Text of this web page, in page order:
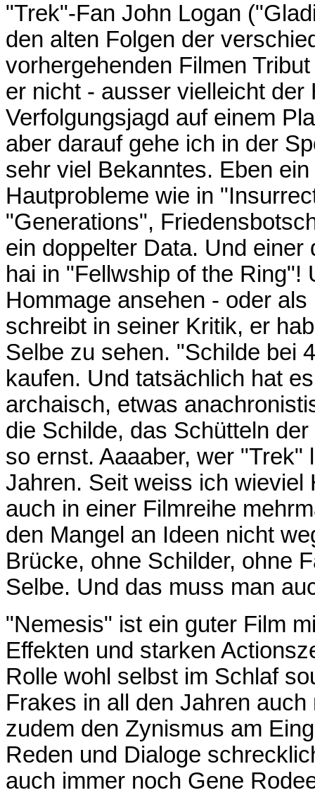
"Trek"-Fan John Logan
den alten Folgen der
vorhergehenden Filmen
er nicht - ausser vielleicht
Verfolgungsjagd auf einem
aber darauf gehe ich in der
sehr viel Bekanntes. Eben
Hautprobleme wie in
"Generations",
ein doppelter Data. Und
hai in "Fellwship of the
Hommage ansehen - oder
schreibt in seiner Kritik, er
Selbe zu sehen. "Schilde bei
kaufen. Und tatsächlich hat
archaisch, etwas
die Schilde, das Schütteln
so ernst. Aaaaber, wer
Jahren. Seit weiss ich wieviel
auch in einer Filmreihe
den Mangel an Ideen nicht
Brücke, ohne Schilder, ohne
Selbe. Und das muss man
"Nemesis" ist ein guter Film
Effekten und starken
Rolle wohl selbst im Schlaf
Frakes in all den Jahren
zudem den Zynismus am
Reden und Dialoge
auch immer noch Gene